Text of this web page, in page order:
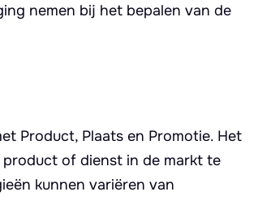
nemen bij het bepalen van de
Product, Plaats en Promotie. Het
of dienst in de markt te
kunnen variëren van